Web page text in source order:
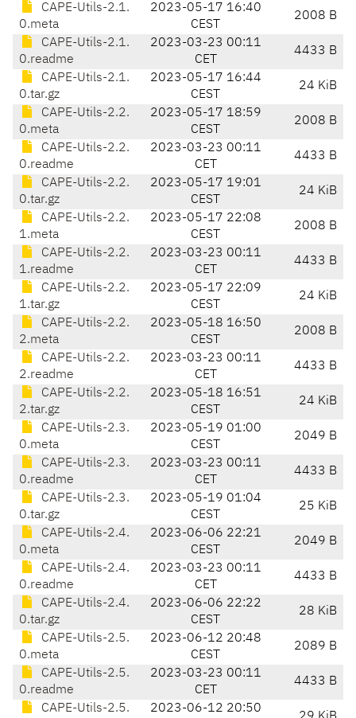
CAPE-Utils-2.1.
0.meta
2023-05-17 16:40
CEST
2008 B
CAPE-Utils-2.1.
0.readme
2023-03-23 00:11
CET
4433 B
CAPE-Utils-2.1.
0.tar.gz
2023-05-17 16:44
CEST
24 KiB
CAPE-Utils-2.2.
0.meta
2023-05-17 18:59
CEST
2008 B
CAPE-Utils-2.2.
0.readme
2023-03-23 00:11
CET
4433 B
CAPE-Utils-2.2.
0.tar.gz
2023-05-17 19:01
CEST
24 KiB
CAPE-Utils-2.2.
1.meta
2023-05-17 22:08
CEST
2008 B
CAPE-Utils-2.2.
1.readme
2023-03-23 00:11
CET
4433 B
CAPE-Utils-2.2.
1.tar.gz
2023-05-17 22:09
CEST
24 KiB
CAPE-Utils-2.2.
2.meta
2023-05-18 16:50
CEST
2008 B
CAPE-Utils-2.2.
2.readme
2023-03-23 00:11
CET
4433 B
CAPE-Utils-2.2.
2.tar.gz
2023-05-18 16:51
CEST
24 KiB
CAPE-Utils-2.3.
0.meta
2023-05-19 01:00
CEST
2049 B
CAPE-Utils-2.3.
0.readme
2023-03-23 00:11
CET
4433 B
CAPE-Utils-2.3.
0.tar.gz
2023-05-19 01:04
CEST
25 KiB
CAPE-Utils-2.4.
0.meta
2023-06-06 22:21
CEST
2049 B
CAPE-Utils-2.4.
0.readme
2023-03-23 00:11
CET
4433 B
CAPE-Utils-2.4.
0.tar.gz
2023-06-06 22:22
CEST
28 KiB
CAPE-Utils-2.5.
0.meta
2023-06-12 20:48
CEST
2089 B
CAPE-Utils-2.5.
0.readme
2023-03-23 00:11
CET
4433 B
CAPE-Utils-2.5. 2023-06-12 20:50